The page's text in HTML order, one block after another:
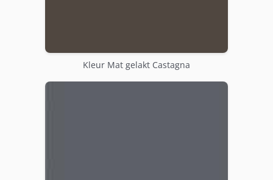
Kleur Mat gelakt Castagna